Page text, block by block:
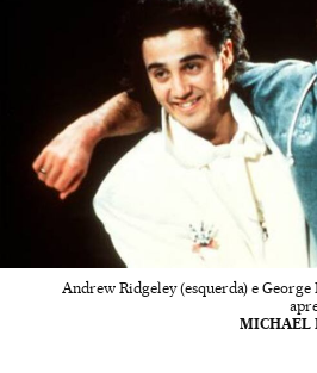
Andrew Ridgeley (esquerda) e
MICHAEL